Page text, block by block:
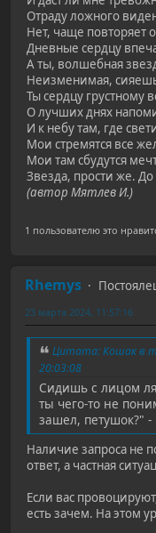
Отраду ложного
Нет, чаще повторяет
Дневные сердцу
А ты, волшебная
Неизменимая,
Ты сердцу грустному
О лучших днях
И к небу там, где
Мои стремятся все
Мои там сбудутся
Звезда, прости же. До
(автор Мятлев И.)
1 пользователю это
Rhemys
23 марта 2024, 11:57:16
Цитата: Кошак в
20:03:08
Сидишь с лицом
ты чего-то не
зашел, петушок?"
Наличие запроса не
ответ, а частная
Если вас
есть зачем. На этом